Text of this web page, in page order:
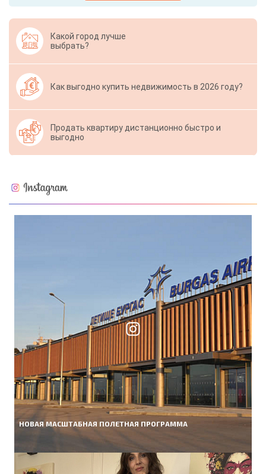
Какой город лучше
выбрать?
Как выгодно купить недвижимость в 2026 году?
Продать квартиру дистанционно быстро и
выгодно
НОВАЯ МАСШТАБНАЯ ПОЛЕТНАЯ ПРОГРАММА